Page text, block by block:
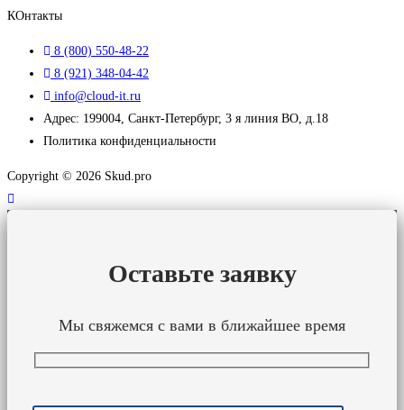
КОнтакты
8 (800) 550-48-22
8 (921) 348-04-42
info@cloud-it.ru
Адрес: 199004, Санкт-Петербург, 3 я линия ВО, д.18
Политика конфиденциальности
Copyright © 2026 Skud.pro
Оставьте заявку
Мы свяжемся с вами в ближайшее время